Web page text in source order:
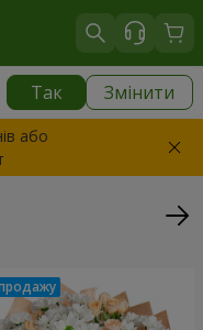
Так Змінити
або